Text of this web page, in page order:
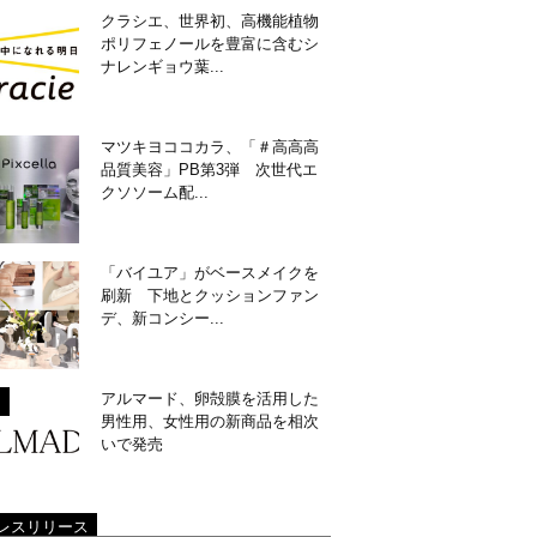
クラシエ、世界初、高機能植物
ポリフェノールを豊富に含むシ
ナレンギョウ葉...
マツキヨココカラ、「＃高高高
品質美容」PB第3弾 次世代エ
クソソーム配...
「バイユア」がベースメイクを
刷新 下地とクッションファン
デ、新コンシー...
アルマード、卵殻膜を活用した
男性用、女性用の新商品を相次
いで発売
スリリース